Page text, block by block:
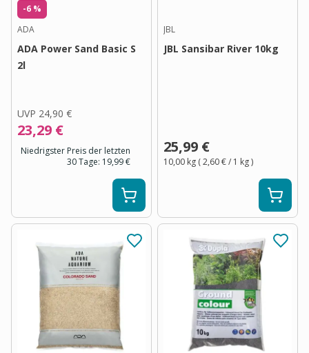
-6 %
ADA
ADA Power Sand Basic S
2l
UVP 24,90 €
23,29 €
Niedrigster Preis der letzten
30 Tage: 19,99 €
JBL
JBL Sansibar River 10kg
25,99 €
10,00 kg (2,60 €/ 1 kg)